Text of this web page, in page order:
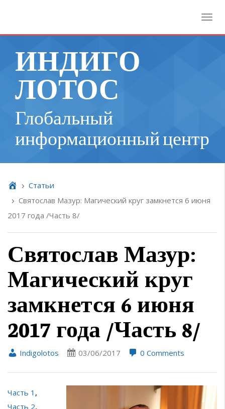
ИНДИГО
ЛОТОС
Глобальный
информационный центр
Cтатьи
Святослав Мазур: Магический круг замкнется 6 июня
2017 года /Часть 8/
Святослав Мазур:
Магический круг
замкнется 6 июня
2017 года /Часть 8/
Indigolotos 03/06/2017 0 Comments
Часть 1 ,
Часть 2,